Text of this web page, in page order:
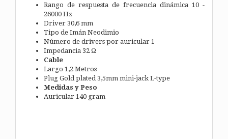
Rango de respuesta de frecuencia dinámica 10 -
26000 Hz
Driver 30,6 mm
Tipo de Imán Neodimio
Número de drivers por auricular 1
Impedancia 32 Ω
Cable
Largo 1,2 Metros
Plug Gold plated 3,5mm mini-jack L-type
Medidas y Peso
Auricular 140 gram